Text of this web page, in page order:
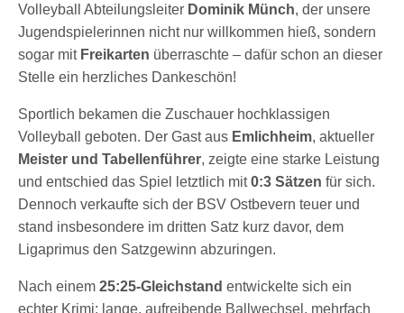
Volleyball Abteilungsleiter Dominik Münch, der unsere
Jugendspielerinnen nicht nur willkommen hieß, sondern
sogar mit Freikarten überraschte – dafür schon an dieser
Stelle ein herzliches Dankeschön!
Sportlich bekamen die Zuschauer hochklassigen
Volleyball geboten. Der Gast aus Emlichheim, aktueller
Meister und Tabellenführer, zeigte eine starke Leistung
und entschied das Spiel letztlich mit0:3 Sätzen für sich.
Dennoch verkaufte sich der BSV Ostbevern teuer und
stand insbesondere im dritten Satz kurz davor, dem
Ligaprimus den Satzgewinn abzuringen.
Nach einem25:25-Gleichstand entwickelte sich ein
echter Krimi: lange, aufreibende Ballwechsel, mehrfach